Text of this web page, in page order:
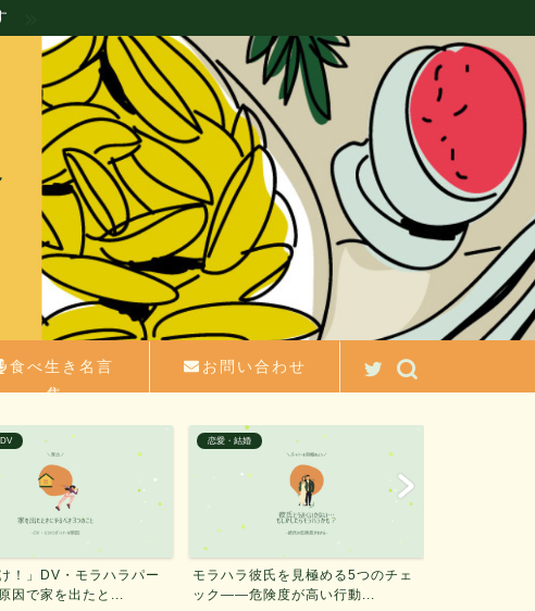
食べ生き名言
集
お問い合わせ
氏を見極める5つのチェ
険度が高い行動...
働き方・生き方
毒親の意外なタイプと特徴4つ、親
との関係に苦しんでいるあ...